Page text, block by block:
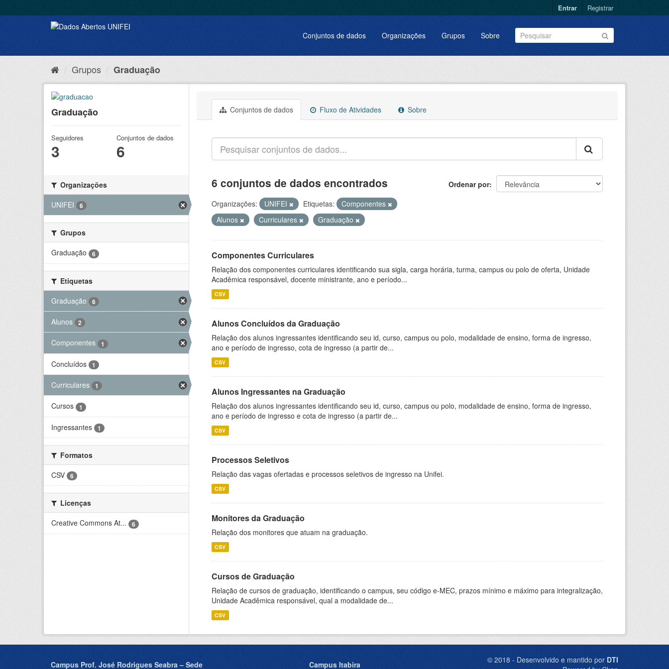
Entrar Registrar
Conjuntos de dados Organizações Grupos Sobre
Grupos Graduação
Graduação
Seguidores
3
Conjuntos de dados
6
Organizações
UNIFEI
6
Grupos
Graduação
6
Etiquetas
Graduação
6
Alunos 2
Componentes 1
Concluídos 1
Curriculares 1
Cursos 1
Ingressantes 1
Formatos
CSV
6
Licenças
Creative Commons At...
6
Conjuntos de dados Fluxo de Atividades Sobre
Ordenar por
6 conjuntos de dados encontrados
Organizações: UNIFEI Etiquetas:
Componentes
Alunos
Curriculares Graduação
Componentes Curriculares
Relação dos componentes curriculares identificando sua sigla, carga horária, turma, campus ou polo de oferta, Unidade
Acadêmica responsável, docente ministrante, ano e período...
CSV
Alunos Concluídos da Graduação
Relação dos alunos ingressantes identificando seu id, curso, campus ou polo, modalidade de ensino, forma de ingresso,
ano e período de ingresso, cota de ingresso (a partir de...
CSV
Alunos Ingressantes na Graduação
Relação dos alunos ingressantes identificando seu id, curso, campus ou polo, modalidade de ensino, forma de ingresso,
ano e período de ingresso e cota de ingresso (a partir de...
CSV
Processos Seletivos
Relação das vagas ofertadas e processos seletivos de ingresso na Unifei.
CSV
Monitores da Graduação
Relação dos monitores que atuam na graduação.
CSV
Cursos de Graduação
Relação de cursos de graduação, identificando o campus, seu código e-MEC, prazos mínimo e máximo para integralização,
Unidade Acadêmica responsável, qual a modalidade de...
CSV
Campus Prof. José Rodrigues Seabra – Sede Campus Itabira © 2018 - Desenvolvido e mantido por DTI